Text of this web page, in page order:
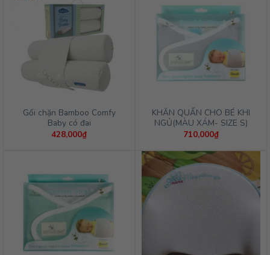
Gối chặn Bamboo Comfy
Baby có đai
428,000₫
KHĂN QUẤN CHO BÉ KHI
NGỦ(MÀU XÁM- SIZE S)
710,000₫